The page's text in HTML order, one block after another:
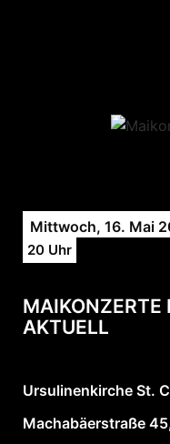
Mittwoch, 16. Mai
20 Uhr
MAIKONZERTE
AKTUELL
Ursulinenkirche St.
Machabäerstraße